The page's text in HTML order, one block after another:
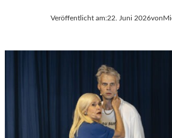
Veröffentlicht am:22. Juni 2026von